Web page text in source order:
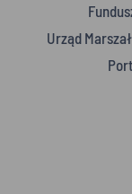
Urząd